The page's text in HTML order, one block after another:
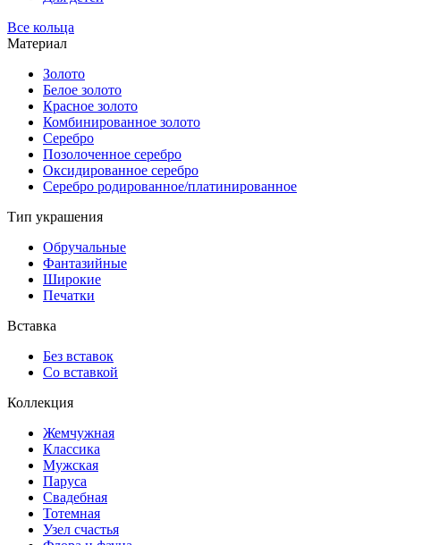
Все кольца
Материал
Золото
Белое золото
Красное золото
Комбинированное золото
Серебро
Позолоченное серебро
Оксидированное серебро
Серебро родированное/платинированное
Тип украшения
Обручальные
Фантазийные
Широкие
Печатки
Вставка
Без вставок
Со вставкой
Коллекция
Жемчужная
Классика
Мужская
Паруса
Свадебная
Тотемная
Узел счастья